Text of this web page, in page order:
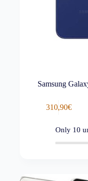
Samsung
310,90€
Only 10